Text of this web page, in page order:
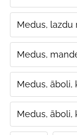
Medus, lazdu
Medus,
Medus, āboli,
Medus, āboli,